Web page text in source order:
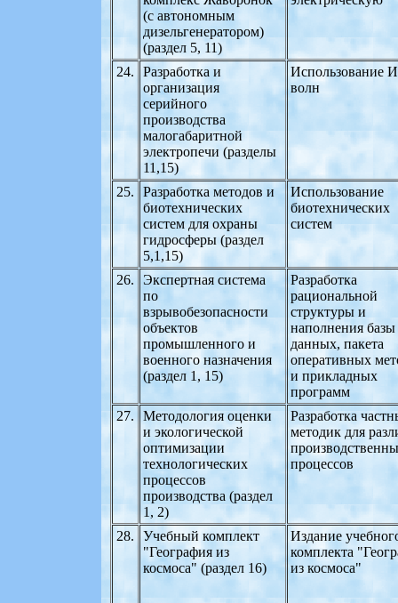
(с автономным
дизельгенератором)
(раздел 5, 11)
24.
Разработка и
организация
серийного
производства
малогабаритной
электропечи (разделы
11,15)
Использование
волн
25.
Разработка методов и
биотехнических
систем для охраны
гидросферы (раздел
5,1,15)
Использование
биотехнических
систем
26.
Экспертная система
по
взрывобезопасности
объектов
промышленного и
военного назначения
(раздел 1, 15)
Разработка
рациональной
структуры и
наполнения базы
данных, пакета
оперативных
и прикладных
программ
27.
Методология оценки
и экологической
оптимизации
технологических
процессов
производства (раздел
1, 2)
Разработка
методик для
процессов
28.
Учебный комплект
"География из
космоса" (раздел 16)
Издание
комплекта
из космоса"